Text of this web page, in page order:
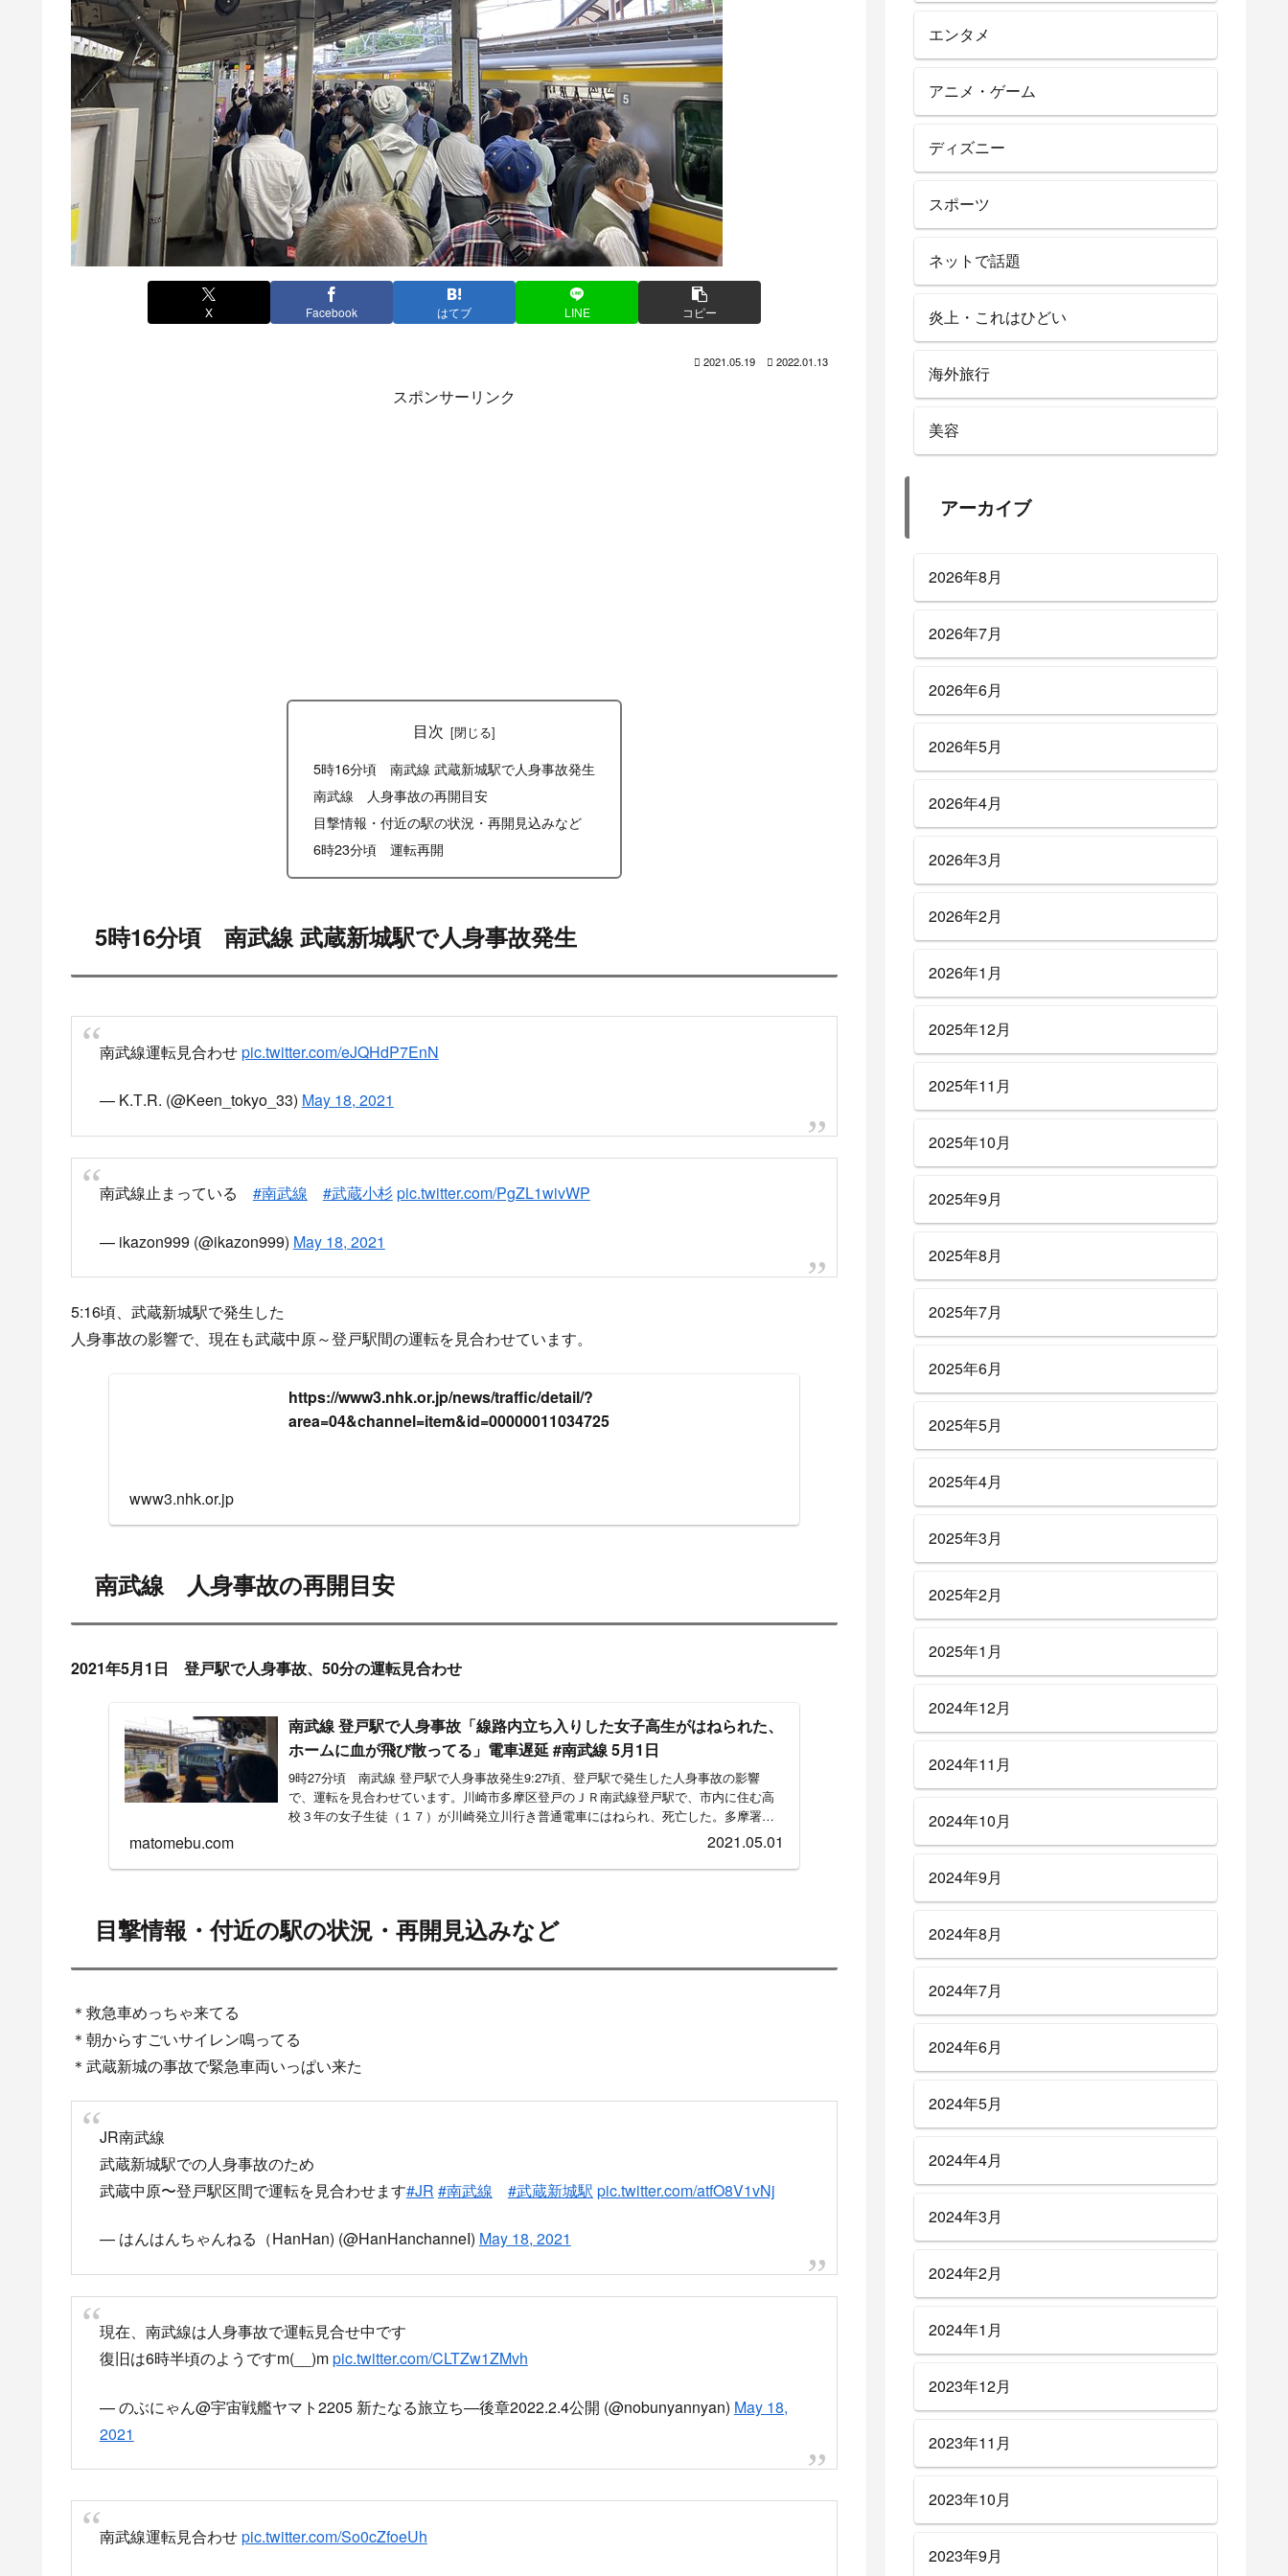
X Facebook はてブ LINE コピー
2021.05.19 2022.01.13
スポンサーリンク
目次
5時16分頃 南武線 武蔵新城駅で人身事故発生
南武線 人身事故の再開目安
目撃情報・付近の駅の状況・再開見込みなど
6時23分頃 運転再開
5時16分頃 南武線 武蔵新城駅で人身事故発生
南武線運転見合わせ pic.twitter.com/eJQHdP7EnN
— K.Т.R. (@Keen_tokyo_33) May 18, 2021
南武線止まっている #南武線 #武蔵小杉 pic.twitter.com/PgZL1wivWP
— ikazon999 (@ikazon999) May 18, 2021
5:16頃、武蔵新城駅で発生した
人身事故の影響で、現在も武蔵中原～登戸駅間の運転を見合わせています。
https://www3.nhk.or.jp/news/traffic/detail/?
area=04&channel=item&id=00000011034725
www3.nhk.or.jp
南武線 人身事故の再開目安
2021年5月1日 登戸駅で人身事故、50分の運転見合わせ
南武線 登戸駅で人身事故「線路内立ち入りした女子高生がはねられた、
ホームに血が飛び散ってる」電車遅延 #南武線 5月1日
9時27分頃 南武線 登戸駅で人身事故発生9:27頃、登戸駅で発生した人身事故の影響
で、運転を見合わせています。川崎市多摩区登戸のＪＲ南武線登戸駅で、市内に住む高
校３年の女子生徒（１７）が川崎発立川行き普通電車にはねられ、死亡した。多摩署
が...
matomebu.com 2021.05.01
目撃情報・付近の駅の状況・再開見込みなど
＊救急車めっちゃ来てる
＊朝からすごいサイレン鳴ってる
＊武蔵新城の事故で緊急車両いっぱい来た
JR南武線
武蔵新城駅での人身事故のため
武蔵中原〜登戸駅区間で運転を見合わせます #JR #南武線 #武蔵新城駅 pic.twitter.com/atfO8V1vNj
— はんはんちゃんねる（HanHan) (@HanHanchanneI) May 18, 2021
現在、南武線は人身事故で運転見合せ中です
復旧は6時半頃のようですm(__)m
pic.twitter.com/CLTZw1ZMvh
— のぶにゃん@宇宙戦艦ヤマト2205 新たなる旅立ち―後章2022.2.4公開 (@nobunyannyan) May 18,
2021
南武線運転見合わせ
エンタメ
アニメ・ゲーム
ディズニー
スポーツ
ネットで話題
炎上・これはひどい
海外旅行
美容
アーカイブ
2026年8月
2026年7月
2026年6月
2026年5月
2026年4月
2026年3月
2026年2月
2026年1月
2025年12月
2025年11月
2025年10月
2025年9月
2025年8月
2025年7月
2025年6月
2025年5月
2025年4月
2025年3月
2025年2月
2025年1月
2024年12月
2024年11月
2024年10月
2024年9月
2024年8月
2024年7月
2024年6月
2024年5月
2024年4月
2024年3月
2024年2月
2024年1月
2023年12月
2023年11月
2023年10月
2023年9月